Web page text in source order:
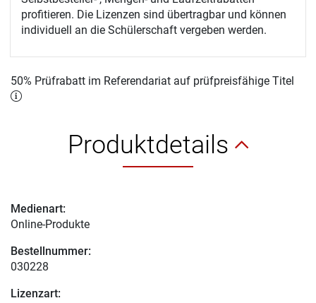
profitieren. Die Lizenzen sind übertragbar und können
individuell an die Schülerschaft vergeben werden.
50% Prüfrabatt im Referendariat auf prüfpreisfähige Titel
Produktdetails
Medienart:
Online-Produkte
Bestellnummer:
030228
Lizenzart: